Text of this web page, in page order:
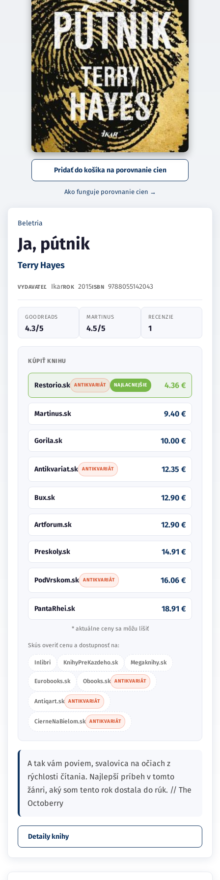
Pridať do košíka na porovnanie cien
Ako funguje porovnanie cien →
Beletria
Ja, pútnik
Terry Hayes
VYDAVATEĽ IkarROK 2015ISBN 9788055142043
GOODREADS
4.3/5
MARTINUS
4.5/5
RECENZIE
1
KÚPIŤ KNIHU
Restorio.sk ANTIKVARIÁT NAJLACNEJŠIE 4.36 €
Martinus.sk 9.40 €
Gorila.sk 10.00 €
Antikvariat.sk ANTIKVARIÁT 12.35 €
Bux.sk 12.90 €
Artforum.sk 12.90 €
Preskoly.sk 14.91 €
PodVrskom.sk ANTIKVARIÁT 16.06 €
PantaRhei.sk 18.91 €
* aktuálne ceny sa môžu líšiť
Skús overiť cenu a dostupnosť na:
Inlibri KnihyPreKazdeho.sk Megaknihy.sk
Eurobooks.sk Obooks.sk ANTIKVARIÁT
Antiqart.sk ANTIKVARIÁT
CierneNaBielom.sk ANTIKVARIÁT
A tak vám poviem, svalovica na očiach z
rýchlosti čítania. Najlepší príbeh v tomto
žánri, aký som tento rok dostala do rúk. // The
Octoberry
Detaily knihy